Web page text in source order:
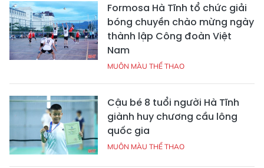
Formosa Hà Tĩnh tổ chức giải
bóng chuyền chào mừng ngày
thành lập Công đoàn Việt
Nam
MUÔN MÀU THỂ THAO
Cậu bé 8 tuổi người Hà Tĩnh
giành huy chương cầu lông
quốc gia
MUÔN MÀU THỂ THAO